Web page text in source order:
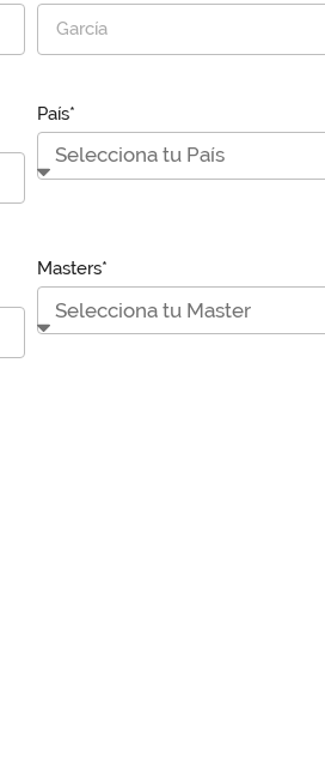
País*
Masters*